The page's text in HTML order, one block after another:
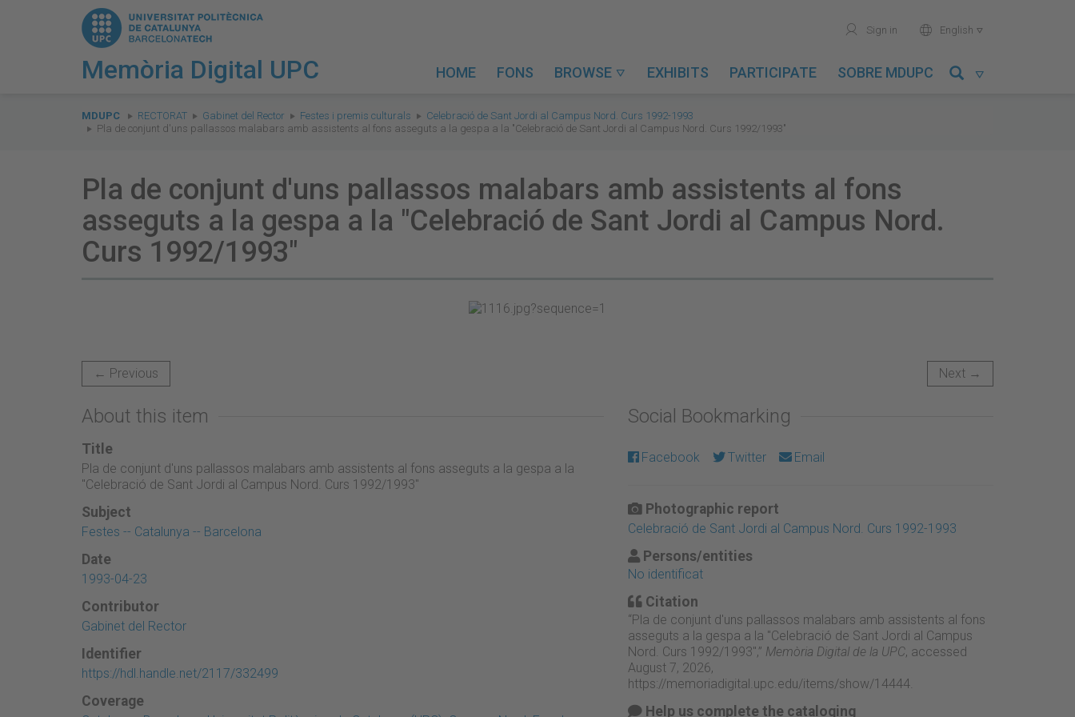
Memòria Digital UPC
user Sign in world English 
HOME FONS BROWSE  EXHIBITS PARTICIPATE SOBRE MDUPC 
are
here:
MDUPC RECTORAT Gabinet del Rector Festes i premis culturals
Celebració de Sant Jordi al Campus Nord. Curs 1992-1993
Pla de conjunt d'uns pallassos malabars amb assistents al fons asseguts a la gespa a la "Celebració de Sant Jordi al Campus Nord. Curs 1992/1993"
Pla de conjunt d'uns pallassos malabars amb assistents al fons
asseguts a la gespa a la "Celebració de Sant Jordi al Campus Nord.
Curs 1992/1993"
← Previous Next →
About this item
Title
Pla de conjunt d'uns pallassos malabars amb assistents al fons asseguts a la gespa a la
"Celebració de Sant Jordi al Campus Nord. Curs 1992/1993"
Subject
Festes -- Catalunya -- Barcelona
Date
1993-04-23
Contributor
Gabinet del Rector
Identifier
https://hdl.handle.net/2117/332499
Coverage
Social Bookmarking
Facebook Twitter Email
Photographic report
Celebració de Sant Jordi al Campus Nord. Curs 1992-1993
Persons/entities
No identificat
Citation
“Pla de conjunt d'uns pallassos malabars amb assistents al fons
asseguts a la gespa a la "Celebració de Sant Jordi al Campus
Nord. Curs 1992/1993",” Memòria Digital de la UPC, accessed
August 7, 2026,
https://memoriadigital.upc.edu/items/show/14444.
Help us complete the cataloging